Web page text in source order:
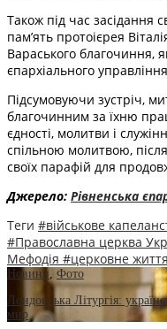
Також під час засідання
пам’ять протоієрея
Вараського благочиння,
єпархіального
Підсумовуючи зустріч,
благочинним за їхню
єдності, молитви і
спільною молитвою,
своїх парафій для
Джерело: Рівненська
Теги #військове
#Православна церква
Мефодія #церковне життя
Новини Фото
Лондонська Літургія:
мир